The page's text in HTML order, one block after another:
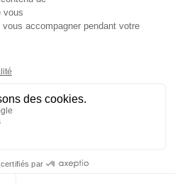
légales-CGV-Politique de
06